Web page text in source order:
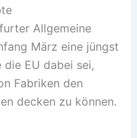
Allgemeine
März eine jüngst
EU dabei sei,
Fabriken den
decken zu können.